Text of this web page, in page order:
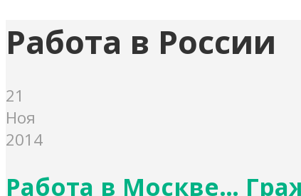
Работа в России
21
Ноя
2014
Работа в Москве…